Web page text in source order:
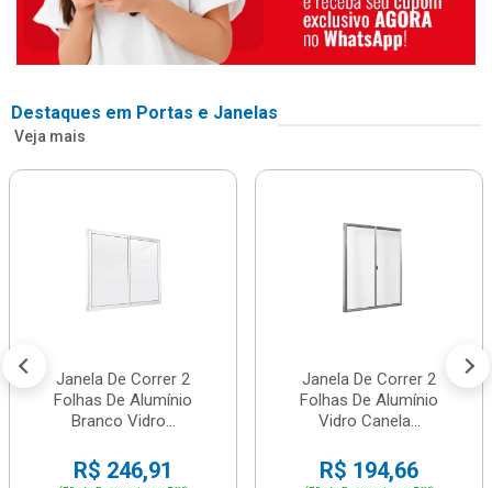
Destaques em Portas e Janelas
Veja mais
Janela De Correr 2
Folhas De Alumínio
Branco Vidro...
R$ 246,91
Janela De Correr 2
Folhas De Alumínio
Vidro Canela...
R$ 194,66